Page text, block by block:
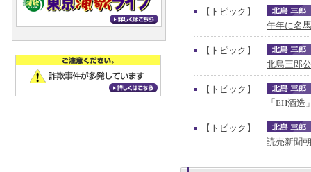
【トピック】
午年に名
【トピック】
北島三郎
【トピック】
「EH酒
【トピック】
読売新聞